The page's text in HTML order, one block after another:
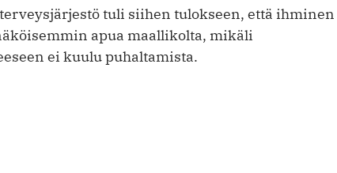
tuli siihen tulokseen, että ihminen
apua maallikolta, mikäli
ei kuulu puhaltamista.